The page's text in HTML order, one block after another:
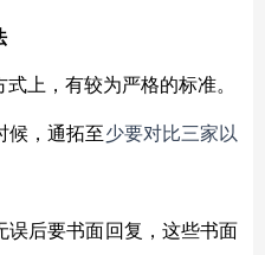
上，有较为严格的标准。
候，通拓至少要对比三家以
误后要书面回复，这些书面